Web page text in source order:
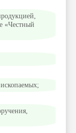
«Честный